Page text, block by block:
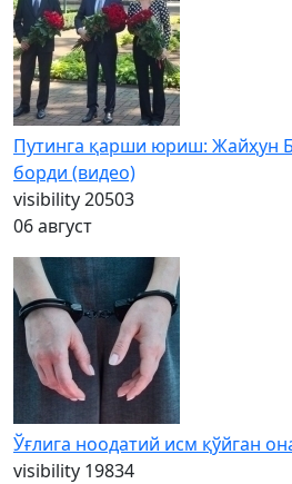
Путинга қарши юриш: Жайҳун
борди (видео)
visibility20503
06 август
Ўғлига ноодатий исм қўйган
visibility 19834